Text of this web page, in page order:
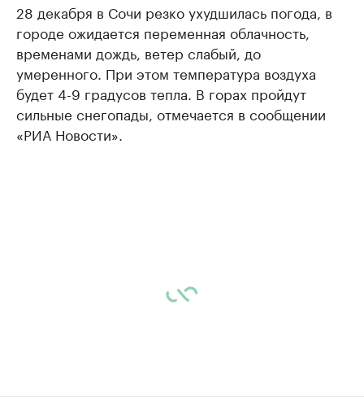
28 декабря в Сочи резко ухудшилась погода, в
городе ожидается переменная облачность,
временами дождь, ветер слабый, до
умеренного. При этом температура воздуха
будет 4-9 градусов тепла. В горах пройдут
сильные снегопады, отмечается в сообщении
«РИА Новости».